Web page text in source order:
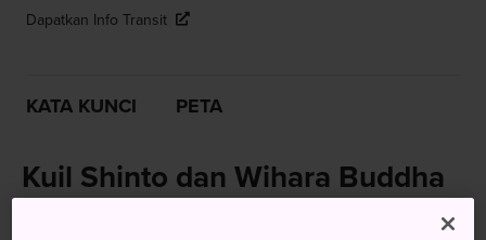
Dapatkan Info Transit
KATA KUNCI PETA
Kuil Shinto dan Wihara Buddha